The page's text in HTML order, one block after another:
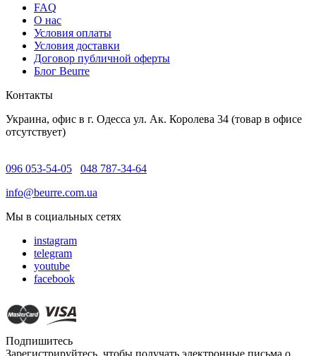
FAQ
O нас
Условия оплаты
Условия доставки
Договор публичной оферты
Блог Beurre
Контакты
Украина, офис в г. Одесса ул. Ак. Королева 34 (товар в офисе
отсутствует)
096 053-54-05
048 787-34-64
info@beurre.com.ua
Мы в социальных сетях
instagram
telegram
youtube
facebook
Подпишитесь
Зарегистрируйтесь, чтобы получать электронные письма о